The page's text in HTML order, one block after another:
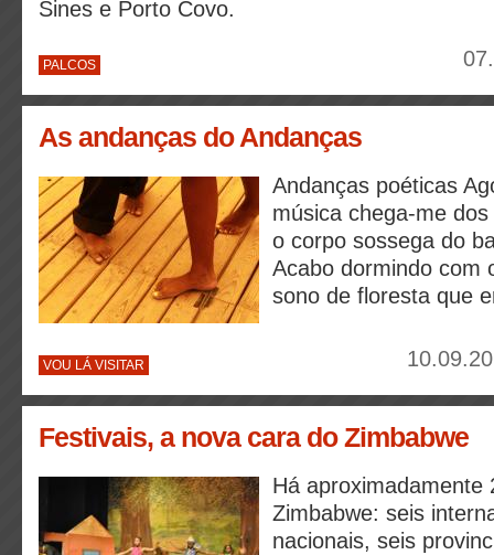
Sines e Porto Covo.
PALCOS
As andanças do Andanças
Andanças poéticas
música chega-me
o corpo sossega do
Acabo dormindo com
sono de floresta que
VOU LÁ VISITAR
Festivais, a nova cara do Zimbabwe
Há aproximadamente
Zimbabwe: seis
nacionais, seis